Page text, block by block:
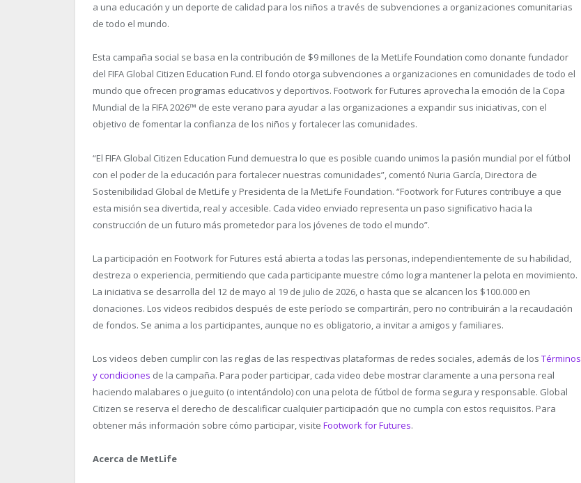
a una educación y un deporte de calidad para los niños a través de subvenciones a organizaciones comunitarias
de todo el mundo.
Esta campaña social se basa en la contribución de $9 millones de la MetLife Foundation como donante fundador
del FIFA Global Citizen Education Fund. El fondo otorga subvenciones a organizaciones en comunidades de todo el
mundo que ofrecen programas educativos y deportivos. Footwork for Futures aprovecha la emoción de la Copa
Mundial de la FIFA 2026™ de este verano para ayudar a las organizaciones a expandir sus iniciativas, con el
objetivo de fomentar la confianza de los niños y fortalecer las comunidades.
“El FIFA Global Citizen Education Fund demuestra lo que es posible cuando unimos la pasión mundial por el fútbol
con el poder de la educación para fortalecer nuestras comunidades”, comentó Nuria García, Directora de
Sostenibilidad Global de MetLife y Presidenta de la MetLife Foundation. “Footwork for Futures contribuye a que
esta misión sea divertida, real y accesible. Cada video enviado representa un paso significativo hacia la
construcción de un futuro más prometedor para los jóvenes de todo el mundo”.
La participación en Footwork for Futures está abierta a todas las personas, independientemente de su habilidad,
destreza o experiencia, permitiendo que cada participante muestre cómo logra mantener la pelota en movimiento.
La iniciativa se desarrolla del 12 de mayo al 19 de julio de 2026, o hasta que se alcancen los $100.000 en
donaciones. Los videos recibidos después de este período se compartirán, pero no contribuirán a la recaudación
de fondos. Se anima a los participantes, aunque no es obligatorio, a invitar a amigos y familiares.
Los videos deben cumplir con las reglas de las respectivas plataformas de redes sociales, además de los Términos
y condiciones de la campaña. Para poder participar, cada video debe mostrar claramente a una persona real
haciendo malabares o jueguito (o intentándolo) con una pelota de fútbol de forma segura y responsable. Global
Citizen se reserva el derecho de descalificar cualquier participación que no cumpla con estos requisitos. Para
obtener más información sobre cómo participar, visite Footwork for Futures.
Acerca de MetLife